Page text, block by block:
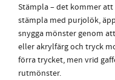
Stämpla – det kommer att
stämpla med purjolök,
snygga mönster genom
eller akrylfärg och tryck
förra trycket, men vrid
rutmönster.